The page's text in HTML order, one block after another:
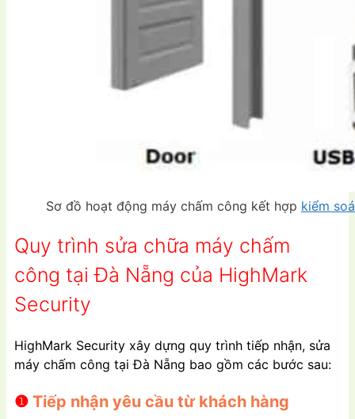
Sơ đồ hoạt động máy chấm công kết hợp kiểm
Quy trình sửa chữa máy chấm
công tại Đà Nẵng của HighMark
Security
HighMark Security xây dựng quy trình tiếp nhận, sửa
máy chấm công tại Đà Nẵng bao gồm các bước sau:
❶ Tiếp nhận yêu cầu từ khách hàng